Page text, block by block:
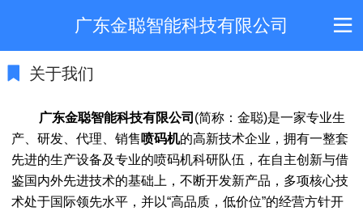
广东金聪智能科技有限公司
关于我们
广东金聪智能科技有限公司 (简称：金聪)是一家专业生
产、研发、代理、销售 喷码机的高新技术企业，拥有一整套
先进的生产设备及专业的喷码机科研队伍，在自主创新与借
鉴国内外先进技术的基础上，不断开发新产品，多项核心技
术处于国际领先水平，并以“高品质，低价位”的经营方针开